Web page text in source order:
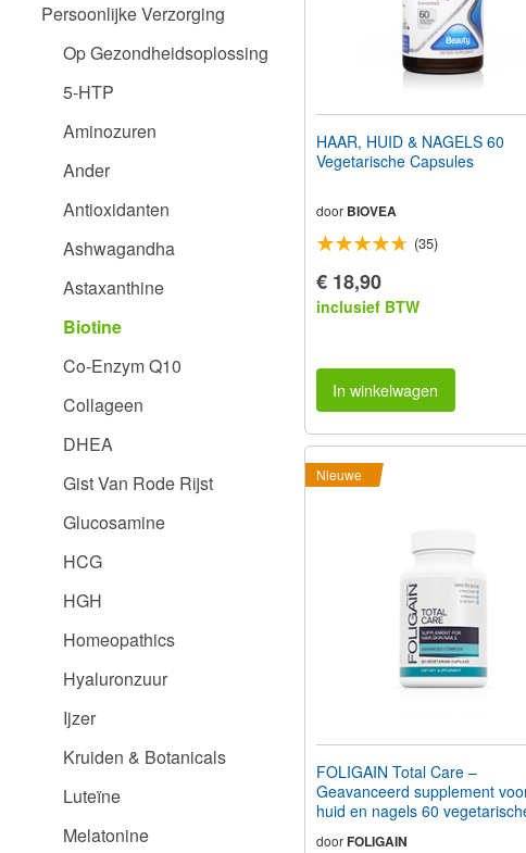
gebruiken;
Persoonlijke Verzorging
Op Gezondheidsoplossing
5-HTP
Aminozuren
Ander
Antioxidanten
Ashwagandha
Astaxanthine
Biotine
Co-Enzym Q10
Collageen
DHEA
Gist Van Rode Rijst
Glucosamine
HCG
HGH
Homeopathics
Hyaluronzuur
Ijzer
Kruiden & Botanicals
Luteïne
Melatonine
HAAR, HUID & NAGELS 60
Vegetarische Capsules
door BIOVEA
(35)
€ 18,90
inclusief BTW
In winkelwagen
Nieuwe
FOLIGAIN Total Care –
Geavanceerd supplement
huid en nagels 60
doorFOLIGAIN